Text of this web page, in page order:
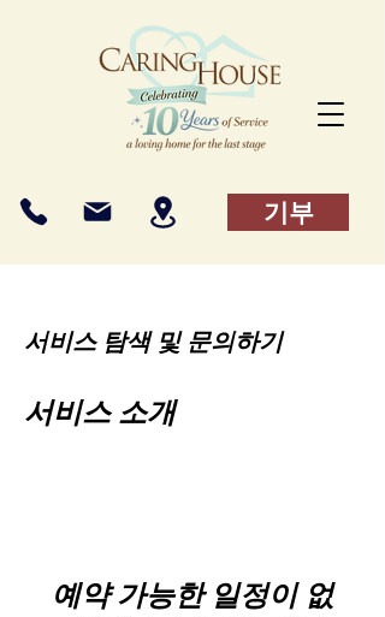
기부
서비스 탐색 및 문의하기
서비스 소개
예약 가능한 일정이 없